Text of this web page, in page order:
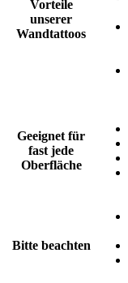
Vorteile
unserer
Wandtattoos
Geeignet für
fast jede
Oberfläche
Bitte beachten